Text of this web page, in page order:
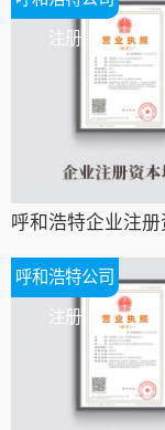
注册
呼和浩特企业注
呼和浩特公司
注册